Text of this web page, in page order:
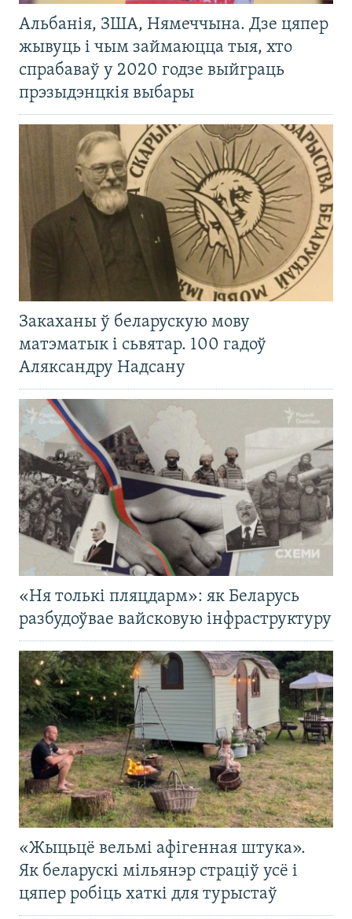
Альбанія, ЗША, Нямеччына. Дзе цяпер
жывуць і чым займаюцца тыя, хто
спрабаваў у 2020 годзе выйграць
прэзыдэнцкія выбары
Закаханы ў беларускую мову
матэматык і сьвятар. 100 гадоў
Аляксандру Надсану
«Ня толькі пляцдарм»: як Беларусь
разбудоўвае вайсковую інфраструктуру
«Жыцьцё вельмі афігенная штука».
Як беларускі мільянэр страціў усё і
цяпер робіць хаткі для турыстаў